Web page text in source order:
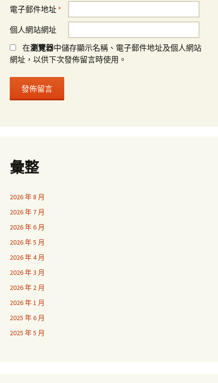
電子郵件地址 *
個人網站網址
在瀏覽器中儲存顯示名稱、電子郵件地址及個人網站
網址，以供下次發佈留言時使用。
彙整
2026 年 8 月
2026 年 7 月
2026 年 6 月
2026 年 5 月
2026 年 4 月
2026 年 3 月
2026 年 2 月
2026 年 1 月
2025 年 6 月
2025 年 5 月